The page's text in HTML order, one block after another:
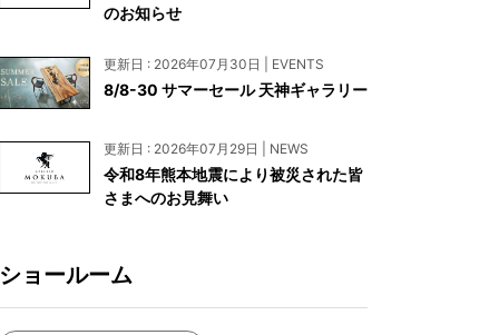
一枚板買い取りに関して
のお知らせ
更新日 : 2026年07月30日 | EVENTS
8/8-30 サマーセール 天神ギャラリー
更新日 : 2026年07月29日 | NEWS
令和8年熊本地震により被災された皆
さまへのお見舞い
ショールーム